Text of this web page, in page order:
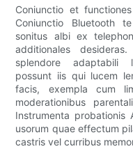
Coniunctio et
Coniunctio Bluetooth
sonitus albi ex
additionales
splendore adaptabili
possunt iis qui lucem
facis, exempla cum
moderationibus
Instrumenta probationis
usorum quae effectum
castris vel curribus